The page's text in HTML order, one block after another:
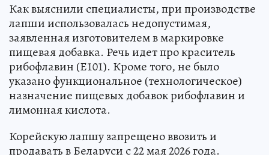
Как выяснили специалисты, при производстве
лапши использовалась недопустимая,
заявленная изготовителем в маркировке
пищевая добавка. Речь идет про краситель
рибофлавин (Е101). Кроме того, не было
указано функциональное (технологическое)
назначение пищевых добавок рибофлавин и
лимонная кислота.
Корейскую лапшу запрещено ввозить и
продавать в Беларуси с 22 мая 2026 года.